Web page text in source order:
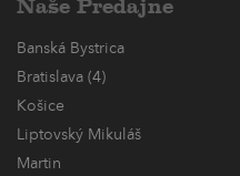
Naše Predajne
Banská Bystrica
Bratislava (4)
Košice
Liptovský Mikuláš
Martin